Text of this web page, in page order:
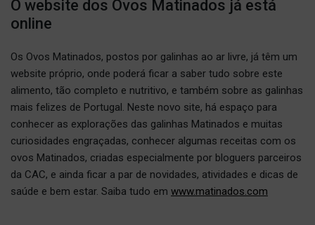
O website dos Ovos Matinados já está
online
Os Ovos Matinados, postos por galinhas ao ar livre, já têm um
website próprio, onde poderá ficar a saber tudo sobre este
alimento, tão completo e nutritivo, e também sobre as galinhas
mais felizes de Portugal. Neste novo site, há espaço para
conhecer as explorações das galinhas Matinados e muitas
curiosidades engraçadas, conhecer algumas receitas com os
ovos Matinados, criadas especialmente por bloguers parceiros
da CAC, e ainda ficar a par de novidades, atividades e dicas de
saúde e bem estar. Saiba tudo em www.matinados.com